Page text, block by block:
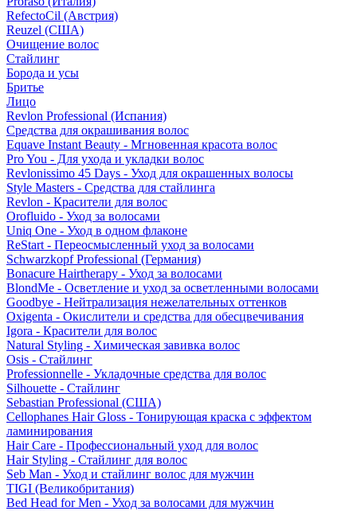
RefectoCil (Австрия)
Reuzel (США)
Очищение волос
Стайлинг
Борода и усы
Бритье
Лицо
Revlon Professional (Испания)
Средства для окрашивания волос
Equave Instant Beauty - Мгновенная красота волос
Pro You - Для ухода и укладки волос
Revlonissimo 45 Days - Уход для окрашенных волосы
Style Masters - Средства для стайлинга
Revlon - Красители для волос
Orofluido - Уход за волосами
Uniq One - Уход в одном флаконе
ReStart - Переосмысленный уход за волосами
Schwarzkopf Professional (Германия)
Bonacure Hairtherapy - Уход за волосами
BlondMe - Осветление и уход за осветленными волосами
Goodbye - Нейтрализация нежелательных оттенков
Oxigenta - Окислители и средства для обесцвечивания
Igora - Красители для волос
Natural Styling - Химическая завивка волос
Osis - Стайлинг
Professionnelle - Укладочные средства для волос
Silhouette - Стайлинг
Sebastian Professional (США)
Cellophanes Hair Gloss - Тонирующая краска с эффектом
ламинирования
Hair Care - Профессиональный уход для волос
Hair Styling - Стайлинг для волос
Seb Man - Уход и стайлинг волос для мужчин
TIGI (Великобритания)
Bed Head for Men - Уход за волосами для мужчин